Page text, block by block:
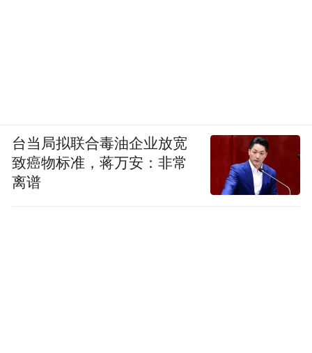
台当局拟联合毒油企业放宽
致癌物标准，蒋万安：非常
离谱